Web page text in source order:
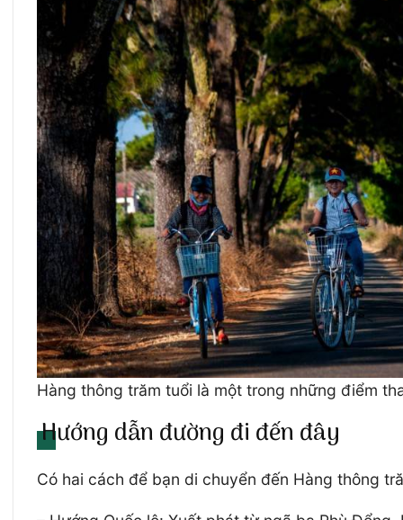
Hàng thông trăm tuổi là một trong những điểm
Hướng dẫn đường đi đến đây
Có hai cách để bạn di chuyển đến Hàng thông